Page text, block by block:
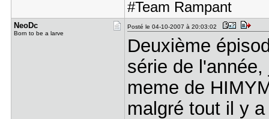
#Team Rampant
NeoDc
Born to be a larve
Posté le 04-10-2007 à 20:03:02
Deuxième
série de
meme de
malgré tout il y